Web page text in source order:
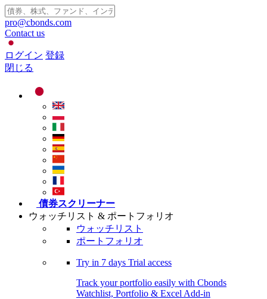
pro@cbonds.com
Contact us
ログイン 登録
閉じる
債券スクリーナー
ウォッチリスト & ポートフォリオ
ウォッチリスト
ポートフォリオ
Try in 7 days Trial access
Track your portfolio easily with Cbonds
Watchlist, Portfolio & Excel Add-in